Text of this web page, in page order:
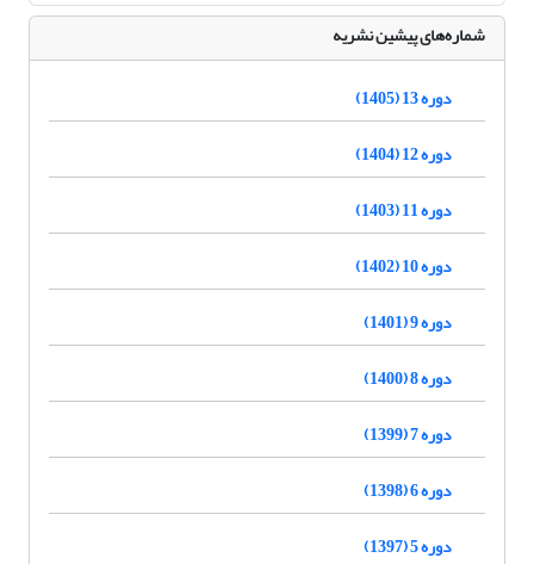
شماره‌های پیشین نشریه
دوره 13 (1405)
دوره 12 (1404)
دوره 11 (1403)
دوره 10 (1402)
دوره 9 (1401)
دوره 8 (1400)
دوره 7 (1399)
دوره 6 (1398)
دوره 5 (1397)